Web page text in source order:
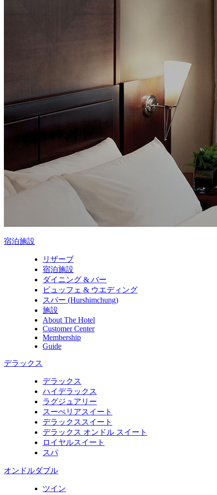
宿泊施設
リザーブ
宿泊施設
ダイニング & バー
ビュッフェ & ウエディング
スパー (Hurshimchung)
施設
About The Hotel
Customer Center
Membership
Guide
デラックス
デラックス
ハイデラックス
ラグジュアリー
スーぺリアスイート
デラックススイート
デラックス オンドル スイート
ロイヤルスイート
スパ
オンドルダブル
ツイン